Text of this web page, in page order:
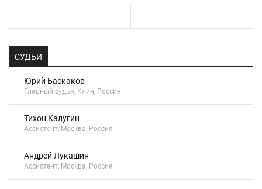
СУДЬИ
Юрий Баскаков
Главный судья, Клин, Россия
Тихон Калугин
Ассистент, Москва, Россия
Андрей Лукашин
Ассистент, Москва, Россия